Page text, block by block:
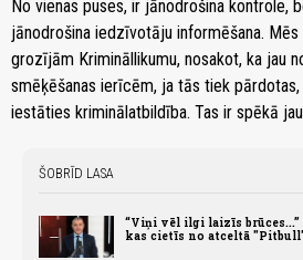
No vienas puses, ir jānodrošina kontrole,
jānodrošina iedzīvotāju informēšana.
grozījām Krimināllikumu, nosakot, ka jau
smēķēšanas ierīcēm, ja tās tiek
iestāties kriminālatbildība. Tas ir spēkā
ŠOBRĪD LASA
“Viņi vēl ilgi laizīs
kas cietīs no atceltā